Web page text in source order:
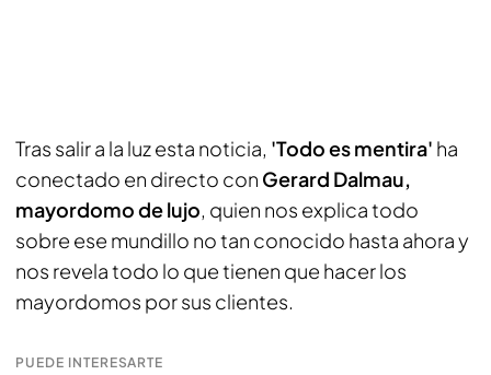
Tras salir a la luz esta noticia, 'Todo es mentira' ha
conectado en directo con Gerard Dalmau,
mayordomo de lujo, quien nos explica todo
sobre ese mundillo no tan conocido hasta ahora y
nos revela todo lo que tienen que hacer los
mayordomos por sus clientes.
PUEDE INTERESARTE